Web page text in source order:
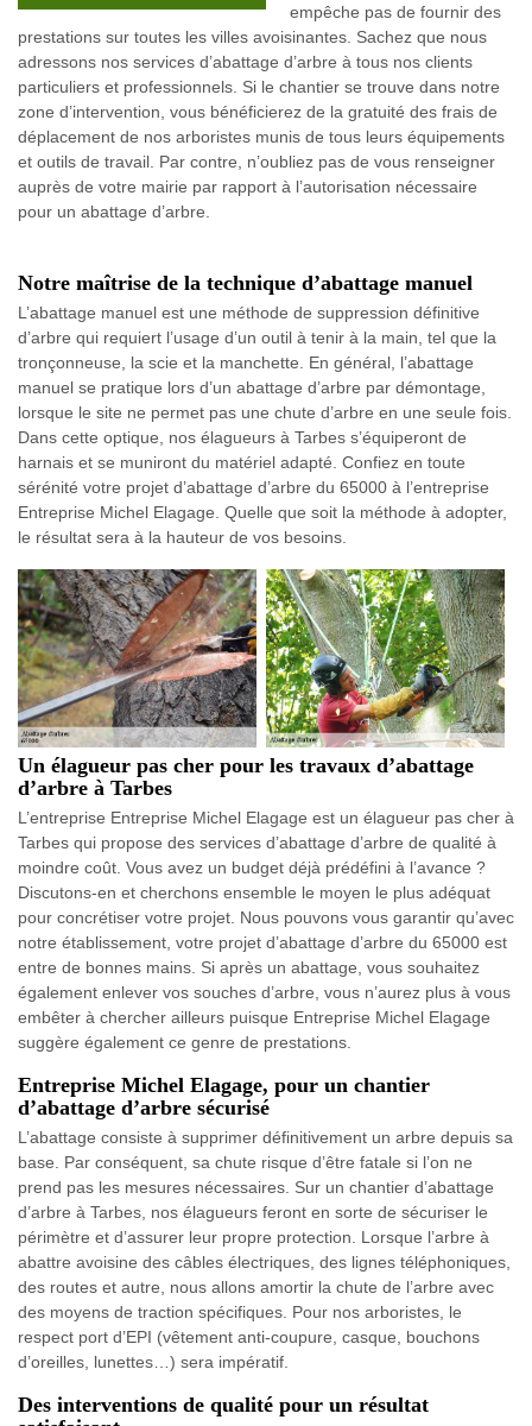
empêche pas de fournir des
prestations sur toutes les villes avoisinantes. Sachez que nous
adressons nos services d’abattage d’arbre à tous nos clients
particuliers et professionnels. Si le chantier se trouve dans notre
zone d’intervention, vous bénéficierez de la gratuité des frais de
déplacement de nos arboristes munis de tous leurs équipements
et outils de travail. Par contre, n’oubliez pas de vous renseigner
auprès de votre mairie par rapport à l’autorisation nécessaire
pour un abattage d’arbre.
Notre maîtrise de la technique d’abattage manuel
L’abattage manuel est une méthode de suppression définitive
d’arbre qui requiert l’usage d’un outil à tenir à la main, tel que la
tronçonneuse, la scie et la manchette. En général, l’abattage
manuel se pratique lors d’un abattage d’arbre par démontage,
lorsque le site ne permet pas une chute d’arbre en une seule fois.
Dans cette optique, nos élagueurs à Tarbes s’équiperont de
harnais et se muniront du matériel adapté. Confiez en toute
sérénité votre projet d’abattage d’arbre du 65000 à l’entreprise
Entreprise Michel Elagage. Quelle que soit la méthode à adopter,
le résultat sera à la hauteur de vos besoins.
Un élagueur pas cher pour les travaux d’abattage
d’arbre à Tarbes
L’entreprise Entreprise Michel Elagage est un élagueur pas cher à
Tarbes qui propose des services d’abattage d’arbre de qualité à
moindre coût. Vous avez un budget déjà prédéfini à l’avance ?
Discutons-en et cherchons ensemble le moyen le plus adéquat
pour concrétiser votre projet. Nous pouvons vous garantir qu’avec
notre établissement, votre projet d’abattage d’arbre du 65000 est
entre de bonnes mains. Si après un abattage, vous souhaitez
également enlever vos souches d’arbre, vous n’aurez plus à vous
embêter à chercher ailleurs puisque Entreprise Michel Elagage
suggère également ce genre de prestations.
Entreprise Michel Elagage, pour un chantier
d’abattage d’arbre sécurisé
L’abattage consiste à supprimer définitivement un arbre depuis sa
base. Par conséquent, sa chute risque d’être fatale si l’on ne
prend pas les mesures nécessaires. Sur un chantier d’abattage
d’arbre à Tarbes, nos élagueurs feront en sorte de sécuriser le
périmètre et d’assurer leur propre protection. Lorsque l’arbre à
abattre avoisine des câbles électriques, des lignes téléphoniques,
des routes et autre, nous allons amortir la chute de l’arbre avec
des moyens de traction spécifiques. Pour nos arboristes, le
respect port d’EPI (vêtement anti-coupure, casque, bouchons
d’oreilles, lunettes…) sera impératif.
Des interventions de qualité pour un résultat